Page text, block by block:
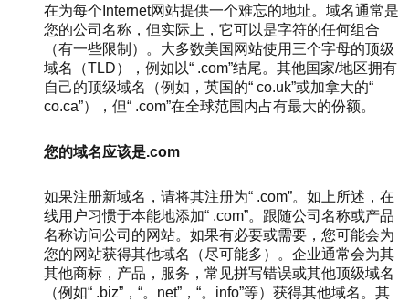
在为每个Internet网站提供一个难忘的地址。域名通常是
您的公司名称，但实际上，它可以是字符的任何组合
（有一些限制）。大多数美国网站使用三个字母的顶级
域名（TLD），例如以“ .com”结尾。其他国家/地区拥有
自己的顶级域名（例如，英国的“ co.uk”或加拿大的“
co.ca”），但“ .com”在全球范围内占有最大的份额。
您的域名应该是.com
如果注册新域名，请将其注册为“ .com”。如上所述，在
线用户习惯于本能地添加“ .com”。跟随公司名称或产品
名称访问公司的网站。如果有必要或需要，您可能会为
您的网站获得其他域名（尽可能多）。企业通常会为其
其他商标，产品，服务，常见拼写错误或其他顶级域名
（例如“ .biz”，“。net”，“。info”等）获得其他域名。其